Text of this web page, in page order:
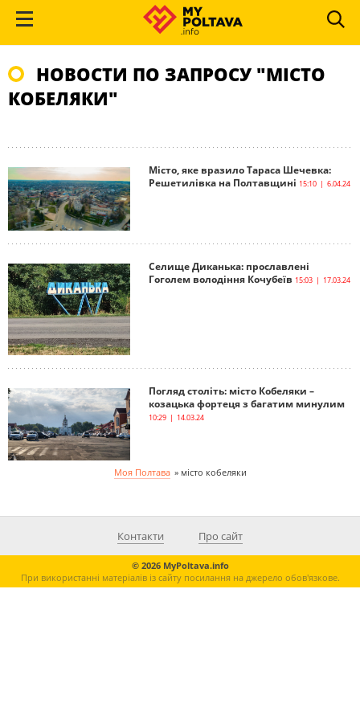
НОВОСТИ ПО ЗАПРОСУ "МІСТО
КОБЕЛЯКИ"
Місто, яке вразило Тараса Шечевка:
Решетилівка на Полтавщині 15:10 | 6.04.24
Селище Диканька: прославлені
Гоголем володіння Кочубеїв 15:03 | 17.03.24
Погляд століть: місто Кобеляки –
козацька фортеця з багатим минулим
10:29 | 14.03.24
Моя Полтава » місто кобеляки
Контакти Про сайт
© 2026 MyPoltava.info
При використанні матеріалів із сайту посилання на джерело обов'язкове.